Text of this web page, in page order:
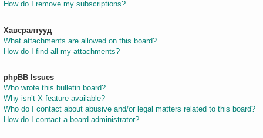
How do I remove my subscriptions?
Хавсралтууд
What attachments are allowed on this board?
How do I find all my attachments?
phpBB Issues
Who wrote this bulletin board?
Why isn’t X feature available?
Who do I contact about abusive and/or legal matters related to this board?
How do I contact a board administrator?